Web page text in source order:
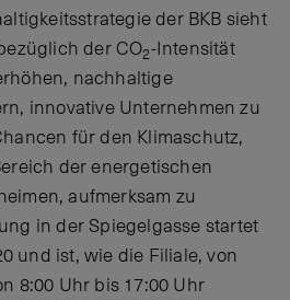
der BKB sieht
der CO2-Intensität
nachhaltige
innovative Unternehmen zu
für den Klimaschutz,
der energetischen
aufmerksam zu
in der Spiegelgasse startet
und ist, wie die Filiale, von
8:00 Uhr bis 17:00 Uhr